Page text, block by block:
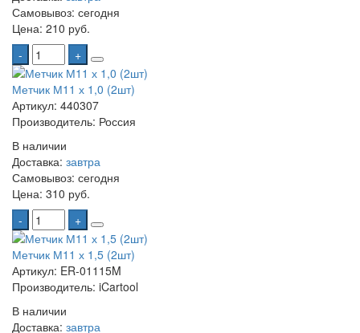
Самовывоз: сегодня
Цена: 210 руб.
-
+
Метчик М11 х 1,0 (2шт)
Артикул: 440307
Производитель: Россия
В наличии
Доставка: завтра
Самовывоз: сегодня
Цена: 310 руб.
-
+
Метчик М11 х 1,5 (2шт)
Артикул: ER-01115M
Производитель: iCartool
В наличии
Доставка: завтра